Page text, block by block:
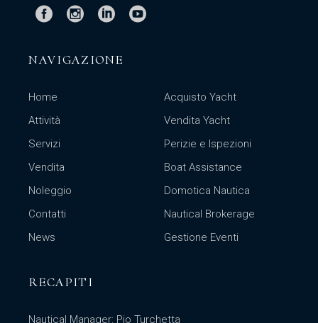
NAVIGAZIONE
Home
Attività
Servizi
Vendita
Noleggio
Contatti
News
Acquisto Yacht
Vendita Yacht
Perizie e Ispezioni
Boat Assistance
Domotica Nautica
Nautical Brokerage
Gestione Eventi
RECAPITI
Nautical Manager: Pio Turchetta